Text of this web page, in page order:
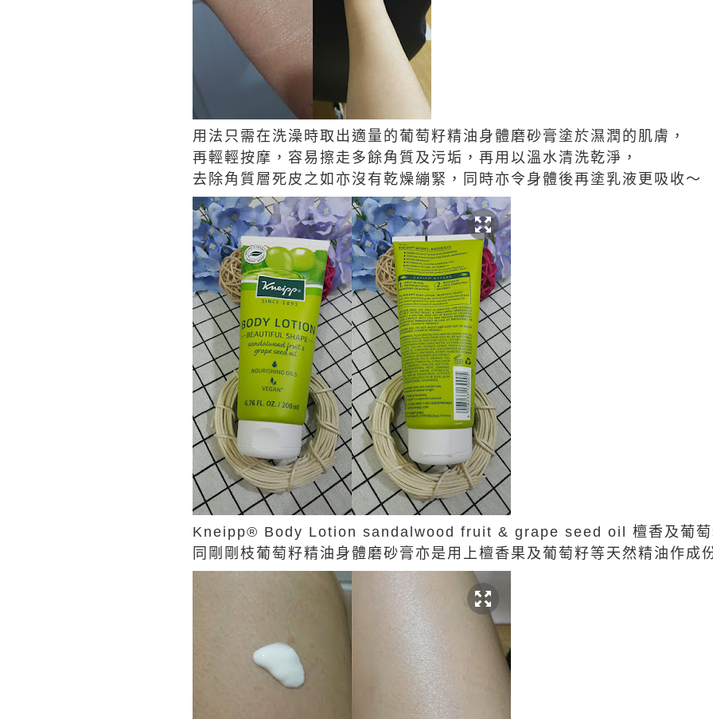
用法只需在洗澡時取出適量的葡萄籽精油身體磨砂膏塗於濕潤的肌膚，
再輕輕按摩，容易擦走多餘角質及污垢，再用以溫水清洗乾淨，
去除角質層死皮之如亦沒有乾燥繃緊，同時亦令身體後再塗乳液更吸收～
Kneipp® Body Lotion sandalwood fruit & grape seed oil 檀香及葡萄
同剛剛枝葡萄籽精油身體磨砂膏亦是用上檀香果及葡萄籽等天然精油作成